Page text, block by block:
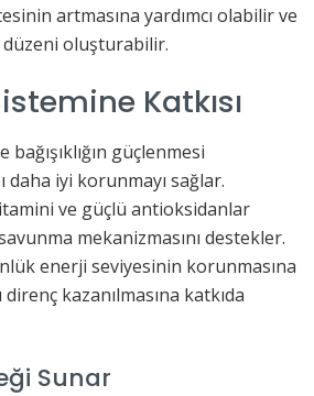
artmasına yardımcı olabilir ve
oluşturabilir.
Katkısı
güçlenmesi
iyi korunmayı sağlar.
ve güçlü antioksidanlar
mekanizmasını destekler.
enerji seviyesinin korunmasına
kazanılmasına katkıda
Sunar